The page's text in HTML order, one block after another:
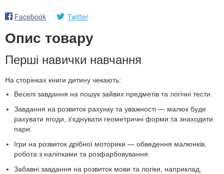
Facebook Twitter
Опис товару
Перші навички навчання
На сторінках книги дитину чекають:
Веселі завдання на пошук зайвих предметів та логічні тести.
Завдання на розвиток рахунку та уважності — малюк буде
рахувати ягоди, з'єднувати геометричні форми та знаходити
пари.
Ігри на розвиток дрібної моторики — обведення малюнків,
робота з наліпками та розфарбовування.
Забавні завдання на розвиток мови та логіки, наприклад,